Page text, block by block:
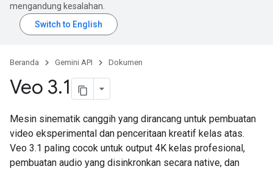
mengandung kesalahan.
Beranda Gemini API Dokumen
Veo 3.1
Mesin sinematik canggih yang dirancang untuk pembuatan
video eksperimental dan penceritaan kreatif kelas atas.
Veo 3.1 paling cocok untuk output 4K kelas profesional,
pembuatan audio yang disinkronkan secara native, dan